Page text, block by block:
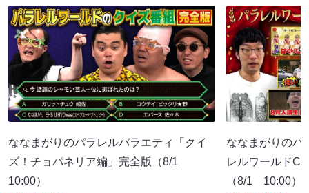
ななまがりのパラレルバラエティ「クイ
ズ！チョパネリア編」完全版（8/1
10:00）
ななまがりのパ
レルワールド
（8/1 10:00）